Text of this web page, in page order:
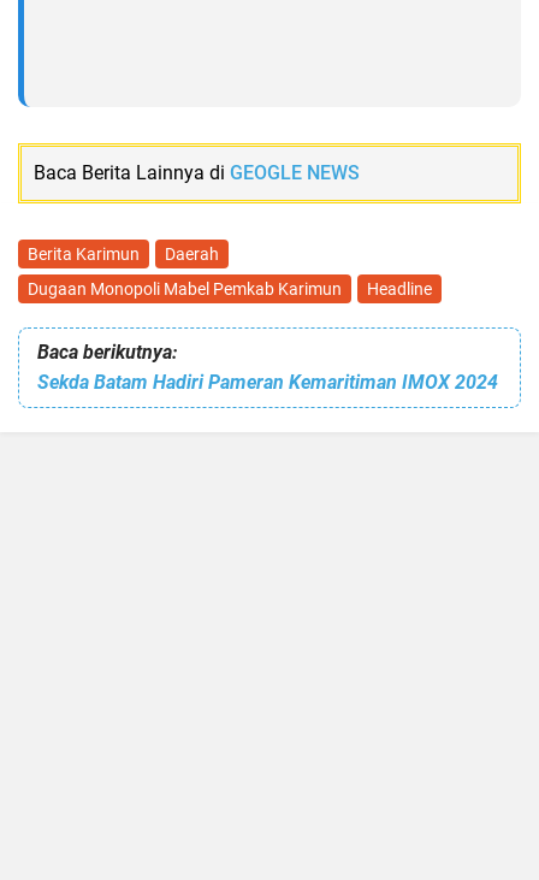
Baca Berita Lainnya di GEOGLE NEWS
Berita Karimun
Daerah
Dugaan Monopoli Mabel Pemkab Karimun
Headline
Baca berikutnya:
Sekda Batam Hadiri Pameran Kemaritiman IMOX 2024